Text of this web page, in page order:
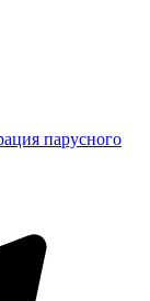
парусного